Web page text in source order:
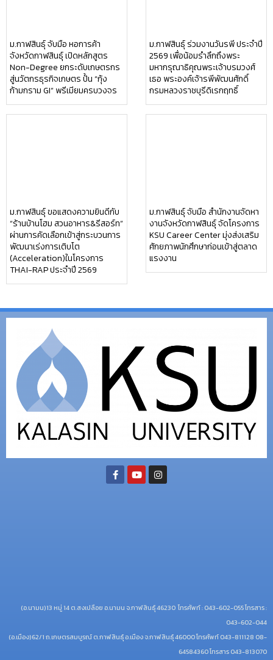
ม.กาฬสินธุ์ จับมือ หอการค้า
จังหวัดกาฬสินธุ์ เปิดหลักสูตร
Non-Degree ยกระดับเกษตรกร
สู่นวัตกรธุรกิจเกษตร ปั้น “กุ้ง
ก้ามกราม GI” พรีเมียมครบวงจร
ม.กาฬสินธุ์ ร่วมงานวันรพี ประจำปี
2569 เพื่อน้อมรำลึกถึงพระ
มหากรุณาธิคุณพระเจ้าบรมวงศ์
เธอ พระองค์เจ้ารพีพัฒนศักดิ์
กรมหลวงราชบุรีดิเรกฤทธิ์
ม.กาฬสินธุ์ ขอแสดงความยินดีกับ
“ร้านบ้านโฮม สวนอาหาร&รีสอร์ท”
ผ่านการคัดเลือกเข้าสู่กระบวนการ
พัฒนาเร่งการเติบโต
(Acceleration)ในโครงการ
THAI-RAP ประจำปี 2569
ม.กาฬสินธุ์ จับมือ สำนักงานจัดหา
งานจังหวัดกาฬสินธุ์ จัดโครงการ
KSU Career Center มุ่งส่งเสริม
ศักยภาพนักศึกษาก่อนเข้าสู่ตลาด
แรงงาน
(อ.นามน)13 หมู่ 14 ต.สงเปลือย อ.นามน จ.กาฬสินธุ์ 46230 โทรศัพท์ : 043-602-055 โทรสาร :
043-602-044
(อ.เมือง)62/1 ถ.เกษตรสมบูรณ์ ต.กาฬสินธุ์ อ.เมือง จ.กาฬสินธุ์ 46000โทรศัพท์ 043-811128 08-
64584360 โทรสาร 043-813070